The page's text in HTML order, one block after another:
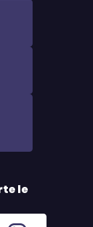
le